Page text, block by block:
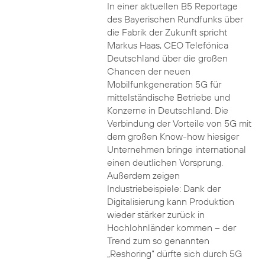
In einer aktuellen B5 Reportage
des Bayerischen Rundfunks über
die Fabrik der Zukunft spricht
Markus Haas, CEO Telefónica
Deutschland über die großen
Chancen der neuen
Mobilfunkgeneration 5G für
mittelständische Betriebe und
Konzerne in Deutschland. Die
Verbindung der Vorteile von 5G mit
dem großen Know-how hiesiger
Unternehmen bringe international
einen deutlichen Vorsprung.
Außerdem zeigen
Industriebeispiele: Dank der
Digitalisierung kann Produktion
wieder stärker zurück in
Hochlohnländer kommen – der
Trend zum so genannten
„Reshoring“ dürfte sich durch 5G